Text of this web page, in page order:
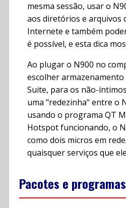
mesma sessão, usar o
aos diretórios e arquivos
Internete e também
é possível, e esta dica
Ao plugar o N900 no
escolher armazenamento
Suite, para os não-
uma "redezinha" entre o
usando o programa QT
Hotspot funcionando, o
como dois micros em
quaisquer serviços que
Pacotes e